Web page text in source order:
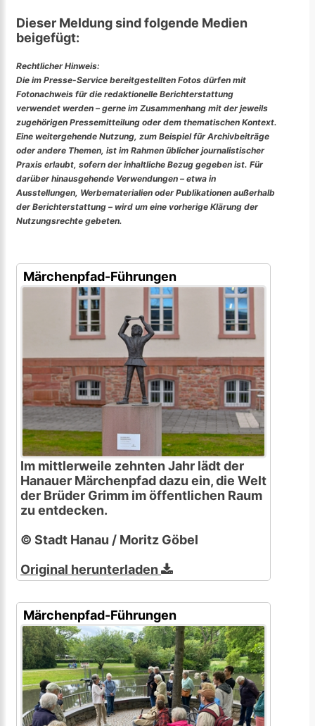
Dieser Meldung sind folgende Medien
beigefügt:
Rechtlicher Hinweis:
Die im Presse-Service bereitgestellten Fotos dürfen mit
Fotonachweis für die redaktionelle Berichterstattung
verwendet werden – gerne im Zusammenhang mit der jeweils
zugehörigen Pressemitteilung oder dem thematischen Kontext.
Eine weitergehende Nutzung, zum Beispiel für Archivbeiträge
oder andere Themen, ist im Rahmen üblicher journalistischer
Praxis erlaubt, sofern der inhaltliche Bezug gegeben ist. Für
darüber hinausgehende Verwendungen – etwa in
Ausstellungen, Werbematerialien oder Publikationen außerhalb
der Berichterstattung – wird um eine vorherige Klärung der
Nutzungsrechte gebeten.
Märchenpfad-Führungen
Im mittlerweile zehnten Jahr lädt der
Hanauer Märchenpfad dazu ein, die Welt
der Brüder Grimm im öffentlichen Raum
zu entdecken.
© Stadt Hanau / Moritz Göbel
Original herunterladen
Märchenpfad-Führungen